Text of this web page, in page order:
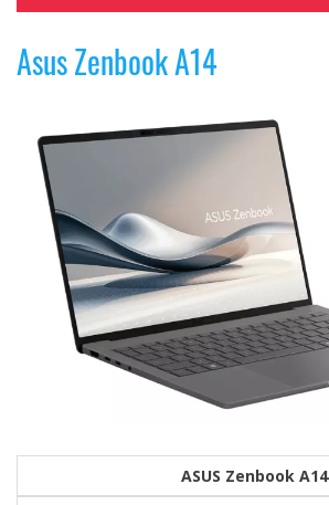
Asus Zenbook A14
ASUS Zenbook A14